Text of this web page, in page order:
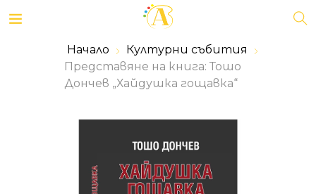
Начало
Културни събития
Представяне на книга: Тошо
Дончев „Хайдушка гощавка“